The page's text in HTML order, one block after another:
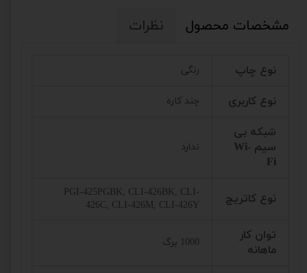
مشخصات محصول نظرات
نوع چاپ رنگی
نوع کاربری چند کاره
شبکه بی
سیم Wi-
Fi
ندارد
نوع کاتریج
PGI-425PGBK, CLI-426BK, CLI-
426C, CLI-426M, CLI-426Y
توان کار
ماهانه
1000 برگ